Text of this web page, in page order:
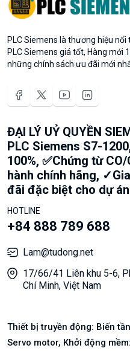
PLC Siemens là thương hiệu
PLC Siemens giá tốt, Hàng mới
những chính sách ưu đãi mới
ĐẠI LÝ UỶ QUYỀN
PLC Siemens S7-
100%, ✅Chứng từ
hành chính hãng,
đãi đặc biệt cho dự
HOTLINE
+84 888 789 688
Lam@tudong.net
17/66/41 Liên khu 5-6,
Chí Minh, Việt Nam
Thiết bị truyền động: Biến
Servo motor, Khởi động mềm: